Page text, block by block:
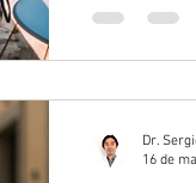
Dr.
16 de